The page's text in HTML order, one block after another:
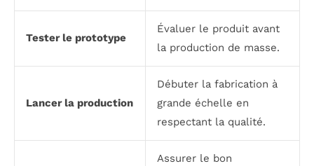
Tester le prototype
Évaluer le produit avant
la production de masse.
Lancer la production
Débuter la fabrication à
grande échelle en
respectant la qualité.
Assurer le bon